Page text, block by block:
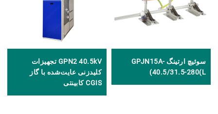
سوئیچ ارتینگ GPJN15A-
40.5/31.5-280(L)
GPN2 40.5kV تجهیزات
کلیدزنی عایت‌شده با گاز
CGIS کابینتی